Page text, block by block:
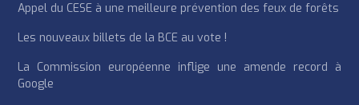
Appel du CESE à une meilleure prévention des feux de forêts
Les nouveaux billets de la BCE au vote !
La Commission européenne inflige une amende record à
Google